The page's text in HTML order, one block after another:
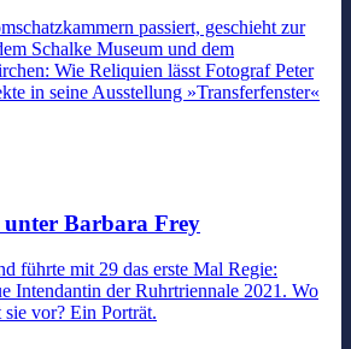
passiert, geschieht zur
Schalke Museum und dem
Wie Reliquien lässt Fotograf Peter
in seine Ausstellung »Transferfenster«
Barbara Frey
führte mit 29 das erste Mal Regie:
Intendantin der Ruhrtriennale 2021. Wo
sie vor? Ein Porträt.